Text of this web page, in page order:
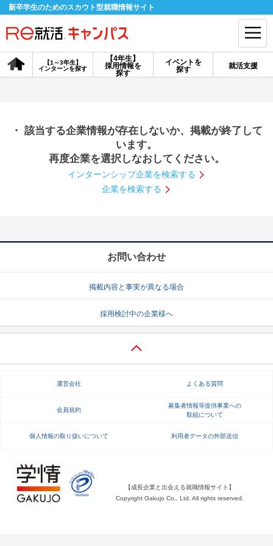
新卒学生のためのスカウト型就職情報サイト
【4年生】
採用情報を
探す
【1～3年生】
インターンを探す
イベントを
探す
就活支援
会員登録 ログイン
探す
【4年生】
説明会を探す
インターンを探す
就活ノウハウ・サポート
就活ノウハウが満載！ お役立ち記事・相談室など
就活ニュースペーパー よくある質問
不明点があればこちら
・ 該当する企業情報が存在しないか、掲載が終了して
います。
再度企業を選択しなおしてください。
インターンシップ企業を検索する
企業を検索する
お問い合わせ
掲載内容と事実が異なる場合
採用検討中の企業様へ
運営会社 よくある質問
会員規約
募集者情報等提供事業への
取組について
個人情報の取り扱いについて 利用者データの外部送信
【成長企業と出会える就職情報サイト】
Copyright Gakujo Co., Ltd. All rights reserved.